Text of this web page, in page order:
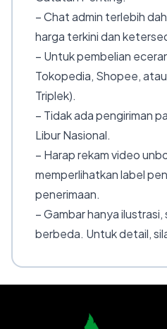
– Chat admin terlebih
harga terkini dan
– Untuk pembelian
Tokopedia, Shopee,
Triplek).
– Tidak ada pengiriman
Libur Nasional.
– Harap rekam video
memperlihatkan label
penerimaan.
– Gambar hanya
berbeda. Untuk detail,